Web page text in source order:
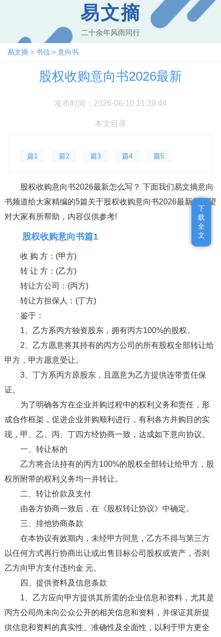
易文摘
二十余年风雨同行
易文摘 > 书信 > 意向书
股权收购意向书2026最新
发布时间：2026-06-10 11:39:44
本文目录
篇1 篇2 篇3 篇4 篇5
股权收购意向书2026最新怎么写？ 下面我们易文摘意向
书频道给大家精编的5篇关于股权收购意向书2026最新，希望
对大家有所帮助，内容仅供参考!
股权收购意向书篇1
收 购 方：(甲方)
转 让 方：(乙方)
转让方公司：(丙方)
转让方担保人：(丁方)
鉴于：
1、乙方系丙方独资股东，拥有丙方100%的股权。
2、乙方愿意将其持有的丙方公司的所有股权全部转让给
甲方，甲方愿意受让。
3、丁方系丙方原股东，且愿意为乙方提供连带责任保
证。
为了明确各方在企业并购过程中的权利义务和责任，形
成合作框架，促进企业并购顺利进行，有利各方并购目的实
现，甲、乙、丙、丁四方经协商一致，达成如下意向协议。
一、转让标的
乙方将合法持有的丙方100%的股权全部转让给甲方，股
权所附带的权利义务均一并转让。
二、转让价款及支付
由各方协商一致后，在《股权转让协议》中确定。
三、排他协商条款
在本协议有效期内，未经甲方同意，乙方不得与第三方
以任何方式再行协商出让或出售目标公司股权或资产，否则
乙方向甲方支付违约金 元。
四、提供资料及信息条款
1、乙方应向甲方提供其所需的企业信息和资料，尤其是
丙方公司尚未向公众公开的相关信息和资料，并保证其所提
供信息和资料的真实性、准确性及全面性，以利于甲方更全
下
载
全
文
下
载
全
文